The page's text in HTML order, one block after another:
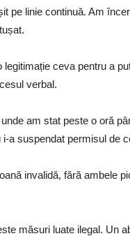
pe linie continuă. Am
ceva pentru a
verbal.
am stat peste o oră
a suspendat permisul de
invalidă, fără ambele
măsuri luate ilegal. Un